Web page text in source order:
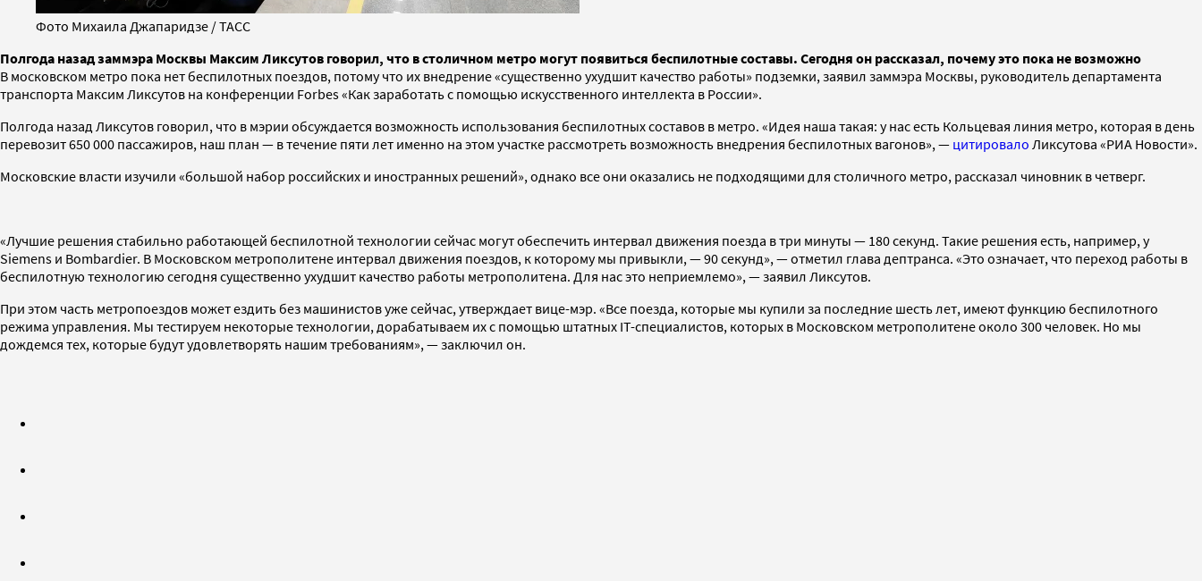
Фото Михаила Джапаридзе / ТАСС
Полгода назад заммэра Москвы Максим Ликсутов говорил, что в столичном метро могут появиться беспилотные составы. Сегодня он рассказал, почему это пока не возможно
В московском метро пока нет беспилотных поездов, потому что их внедрение «существенно ухудшит качество работы» подземки, заявил заммэра Москвы, руководитель департамента
транспорта Максим Ликсутов на конференции Forbes «Как заработать с помощью искусственного интеллекта в России».
Полгода назад Ликсутов говорил, что в мэрии обсуждается возможность использования беспилотных составов в метро. «Идея наша такая: у нас есть Кольцевая линия метро, которая в день
перевозит 650 000 пассажиров, наш план — в течение пяти лет именно на этом участке рассмотреть возможность внедрения беспилотных вагонов», — цитировало Ликсутова «РИА Новости».
Московские власти изучили «большой набор российских и иностранных решений», однако все они оказались не подходящими для столичного метро, рассказал чиновник в четверг.
«Лучшие решения стабильно работающей беспилотной технологии сейчас могут обеспечить интервал движения поезда в три минуты — 180 секунд. Такие решения есть, например, у
Siemens и Bombardier. В Московском метрополитене интервал движения поездов, к которому мы привыкли, — 90 секунд», — отметил глава дептранса. «Это означает, что переход работы в
беспилотную технологию сегодня существенно ухудшит качество работы метрополитена. Для нас это неприемлемо», — заявил Ликсутов.
При этом часть метропоездов может ездить без машинистов уже сейчас, утверждает вице-мэр. «Все поезда, которые мы купили за последние шесть лет, имеют функцию беспилотного
режима управления. Мы тестируем некоторые технологии, дорабатываем их с помощью штатных IT-специалистов, которых в Московском метрополитене около 300 человек. Но мы
дождемся тех, которые будут удовлетворять нашим требованиям», — заключил он.